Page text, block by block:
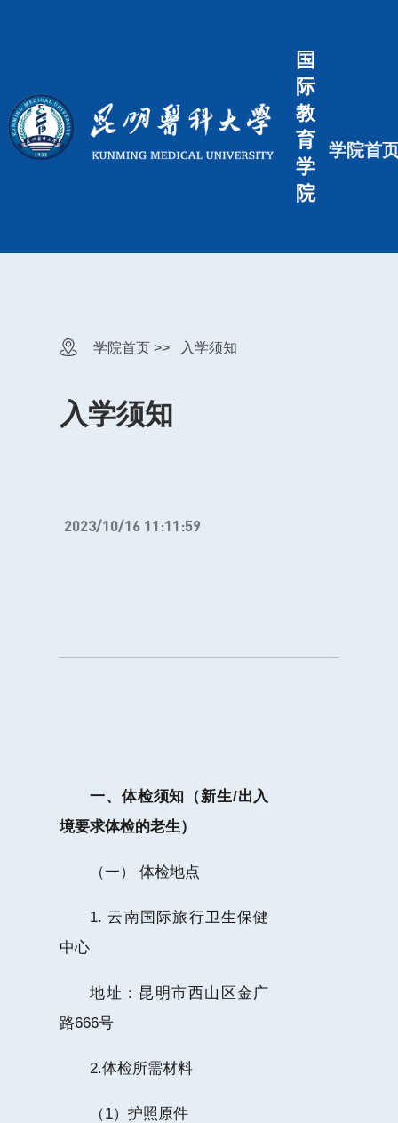
国
际
教
育
学
院
学院首
学院首页 >> 入学须知
入学须知
2023/10/16 11:11:59
一、体检须知（新生/出入
境要求体检的老生）
（一） 体检地点
1. 云南国际旅行卫生保健
中心
地址：昆明市西山区金广
路666号
2.体检所需材料
（1）护照原件